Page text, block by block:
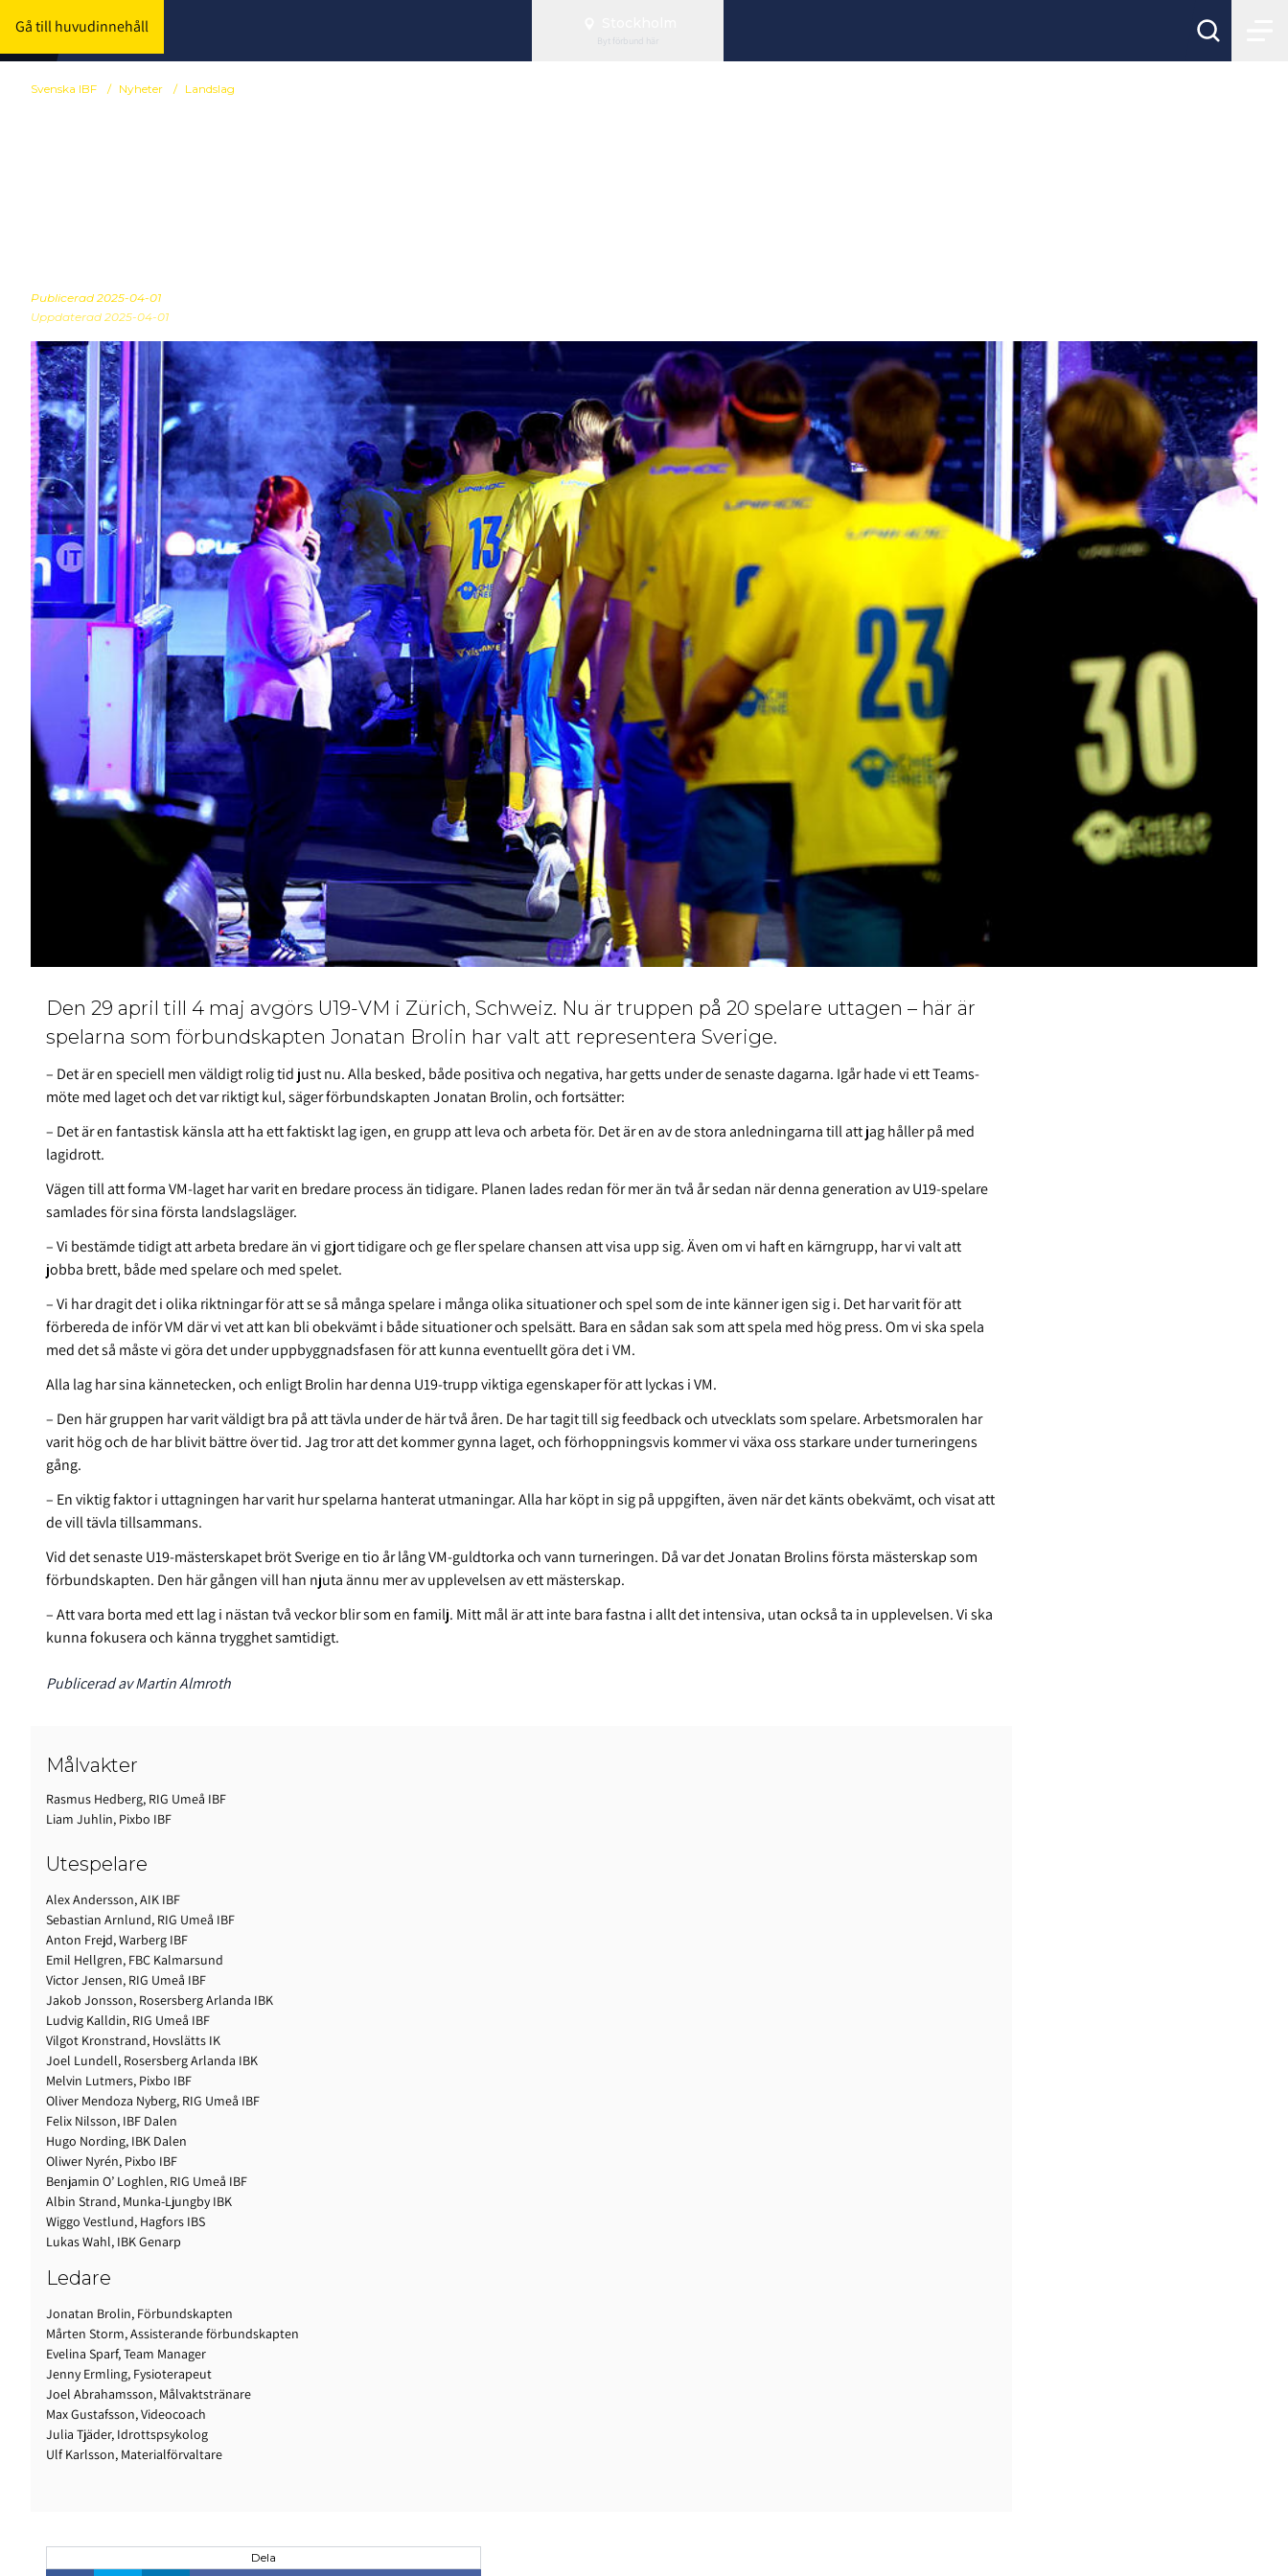
Gå till huvudinnehåll
Byt förbund här
Svenska IBF / Nyheter / Landslag
Publicerad 2025-04-01
Uppdaterad 2025-04-01
Den 29 april till 4 maj avgörs U19-VM i Zürich, Schweiz. Nu är truppen på 20 spelare uttagen – här är
spelarna som förbundskapten Jonatan Brolin har valt att representera Sverige.
– Det är en speciell men väldigt rolig tid just nu. Alla besked, både positiva och negativa, har getts under de senaste dagarna. Igår hade vi ett Teams-
möte med laget och det var riktigt kul, säger förbundskapten Jonatan Brolin, och fortsätter:
– Det är en fantastisk känsla att ha ett faktiskt lag igen, en grupp att leva och arbeta för. Det är en av de stora anledningarna till att jag håller på med
lagidrott.
Vägen till att forma VM-laget har varit en bredare process än tidigare. Planen lades redan för mer än två år sedan när denna generation av U19-spelare
samlades för sina första landslagsläger.
– Vi bestämde tidigt att arbeta bredare än vi gjort tidigare och ge fler spelare chansen att visa upp sig. Även om vi haft en kärngrupp, har vi valt att
jobba brett, både med spelare och med spelet.
– Vi har dragit det i olika riktningar för att se så många spelare i många olika situationer och spel som de inte känner igen sig i. Det har varit för att
förbereda de inför VM där vi vet att kan bli obekvämt i både situationer och spelsätt. Bara en sådan sak som att spela med hög press. Om vi ska spela
med det så måste vi göra det under uppbyggnadsfasen för att kunna eventuellt göra det i VM.
Alla lag har sina kännetecken, och enligt Brolin har denna U19-trupp viktiga egenskaper för att lyckas i VM.
– Den här gruppen har varit väldigt bra på att tävla under de här två åren. De har tagit till sig feedback och utvecklats som spelare. Arbetsmoralen har
varit hög och de har blivit bättre över tid. Jag tror att det kommer gynna laget, och förhoppningsvis kommer vi växa oss starkare under turneringens
gång.
– En viktig faktor i uttagningen har varit hur spelarna hanterat utmaningar. Alla har köpt in sig på uppgiften, även när det känts obekvämt, och visat att
de vill tävla tillsammans.
Vid det senaste U19-mästerskapet bröt Sverige en tio år lång VM-guldtorka och vann turneringen. Då var det Jonatan Brolins första mästerskap som
förbundskapten. Den här gången vill han njuta ännu mer av upplevelsen av ett mästerskap.
– Att vara borta med ett lag i nästan två veckor blir som en familj. Mitt mål är att inte bara fastna i allt det intensiva, utan också ta in upplevelsen. Vi ska
kunna fokusera och känna trygghet samtidigt.
Publicerad av Martin Almroth
Målvakter
Rasmus Hedberg, RIG Umeå IBF
Liam Juhlin, Pixbo IBF
Utespelare
Alex Andersson, AIK IBF
Sebastian Arnlund, RIG Umeå IBF
Anton Frejd, Warberg IBF
Emil Hellgren, FBC Kalmarsund
Victor Jensen, RIG Umeå IBF
Jakob Jonsson, Rosersberg Arlanda IBK
Ludvig Kalldin, RIG Umeå IBF
Vilgot Kronstrand, Hovslätts IK
Joel Lundell, Rosersberg Arlanda IBK
Melvin Lutmers, Pixbo IBF
Oliver Mendoza Nyberg, RIG Umeå IBF
Felix Nilsson, IBF Dalen
Hugo Nording, IBK Dalen
Oliwer Nyrén, Pixbo IBF
Benjamin O’ Loghlen, RIG Umeå IBF
Albin Strand, Munka-Ljungby IBK
Wiggo Vestlund, Hagfors IBS
Lukas Wahl, IBK Genarp
Ledare
Jonatan Brolin, Förbundskapten
Mårten Storm, Assisterande förbundskapten
Evelina Sparf, Team Manager
Jenny Ermling, Fysioterapeut
Joel Abrahamsson, Målvaktstränare
Max Gustafsson, Videocoach
Julia Tjäder, Idrottspsykolog
Ulf Karlsson, Materialförvaltare
Dela